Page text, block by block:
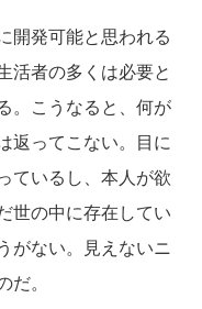
開発可能と思われる
活者の多くは必要と
。こうなると、何が
返ってこない。目に
ているし、本人が欲
世の中に存在してい
がない。見えないニ
。